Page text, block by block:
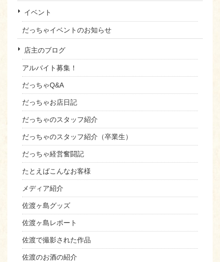
イベント
だっちゃイベントのお知らせ
店主のブログ
アルバイト募集！
だっちゃQ&A
だっちゃお店日記
だっちゃのスタッフ紹介
だっちゃのスタッフ紹介（卒業生）
だっちゃ経営奮闘記
たとえばこんなお客様
メディア紹介
佐渡ヶ島グッズ
佐渡ヶ島レポート
佐渡で撮影された作品
佐渡のお酒の紹介